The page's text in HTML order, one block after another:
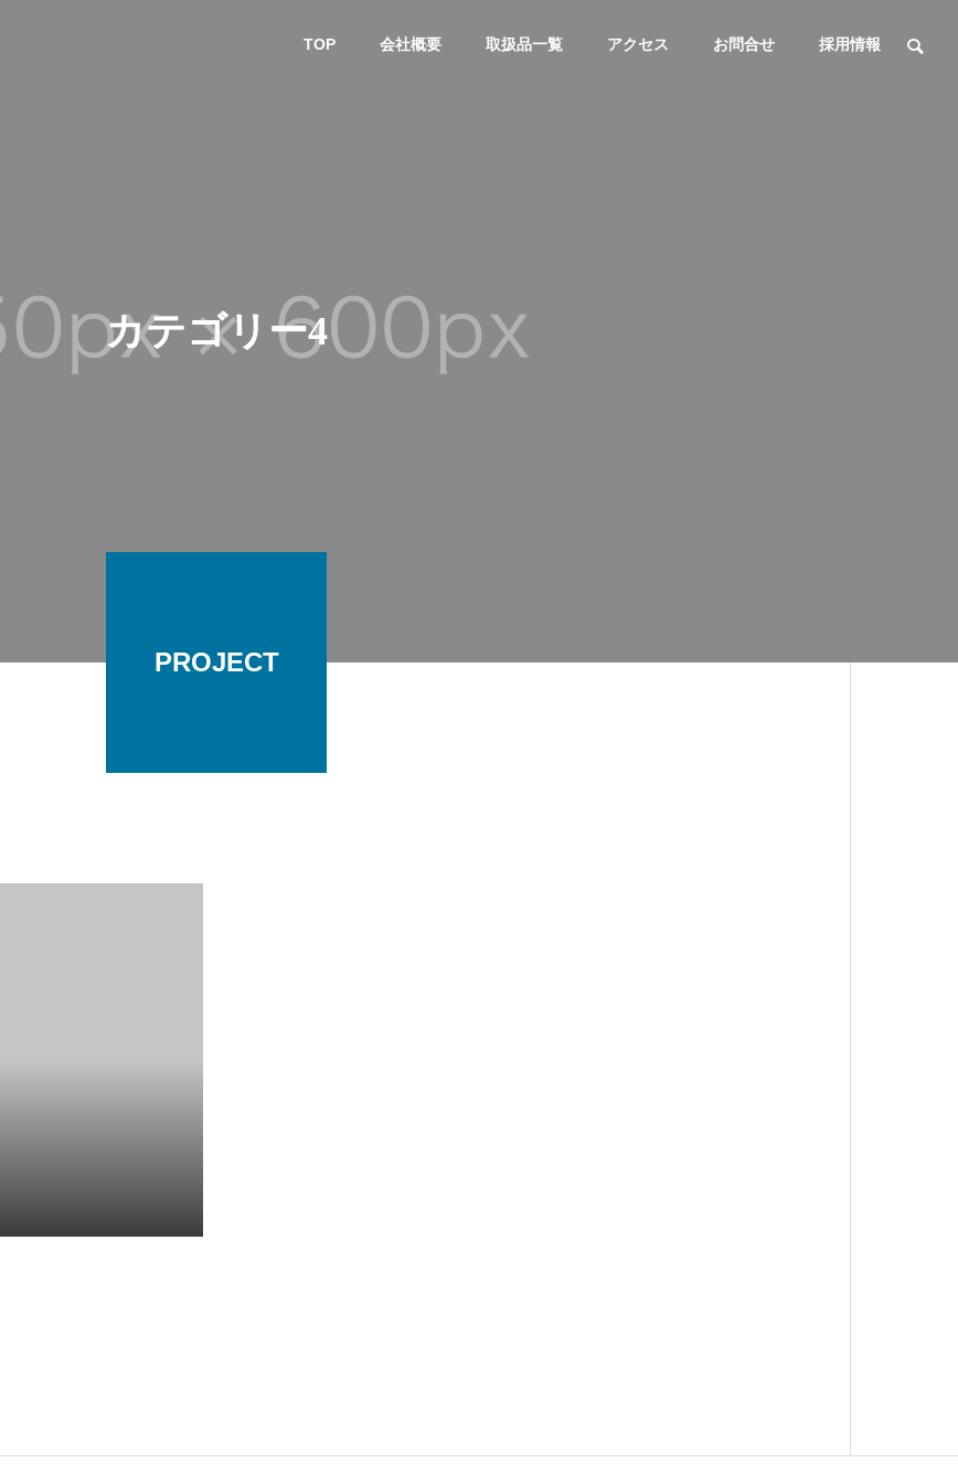
TOP 会社概要 取扱品一覧 アクセス お問合せ 採用情報
カテゴリー4
PROJECT